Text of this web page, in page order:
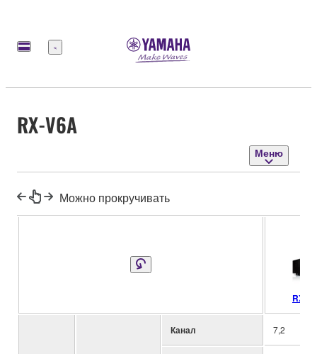
Меню
RX-V6A
Меню
Можно прокручивать
RX-
Канал 7,2